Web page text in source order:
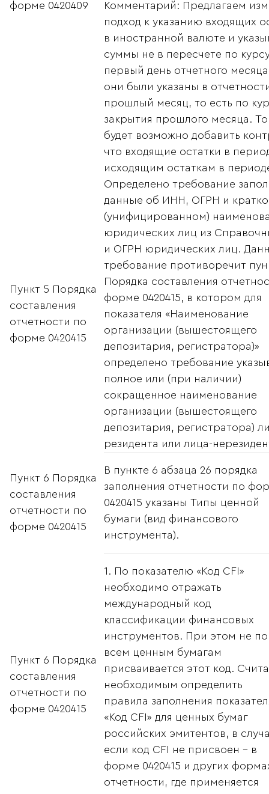
форме 0420409
Комментарий: Предлагаем
подход к указанию входящих
в иностранной валюте и
суммы не в пересчете по
первый день отчетного
они были указаны в
прошлый месяц, то есть по
закрытия прошлого месяца.
будет возможно добавить
что входящие остатки в
исходящим остаткам в
Пункт 5 Порядка
составления
отчетности по
форме 0420415
Определено требование
данные об ИНН, ОГРН и
(унифицированном)
юридических лиц из
и ОГРН юридических лиц.
требование противоречит
Порядка составления
форме 0420415, в котором для
показателя «Наименование
организации (вышестоящего
депозитария, регистратора)»
определено требование
полное или (при наличии)
сокращенное наименование
организации (вышестоящего
депозитария, регистратора)
резидента или лица-
Пункт 6 Порядка
составления
отчетности по
форме 0420415
В пункте 6 абзаца 26 порядка
заполнения отчетности по
0420415 указаны Типы ценной
бумаги (вид финансового
инструмента).
Пункт 6 Порядка
составления
отчетности по
форме 0420415
1. По показателю «Код CFI»
необходимо отражать
международный код
классификации финансовых
инструментов. При этом не по
всем ценным бумагам
присваивается этот код.
необходимым определить
правила заполнения
«Код CFI» для ценных бумаг
российских эмитентов, в
если код CFI не присвоен - в
форме 0420415 и других
отчетности, где применяется